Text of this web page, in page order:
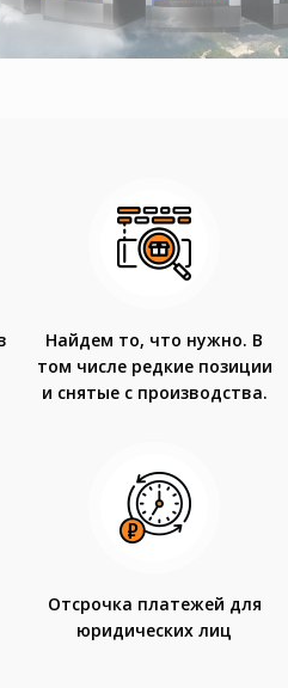
Найдем то, что нужно. В
том числе редкие позиции
и снятые с производства.
Отсрочка платежей для
юридических лиц